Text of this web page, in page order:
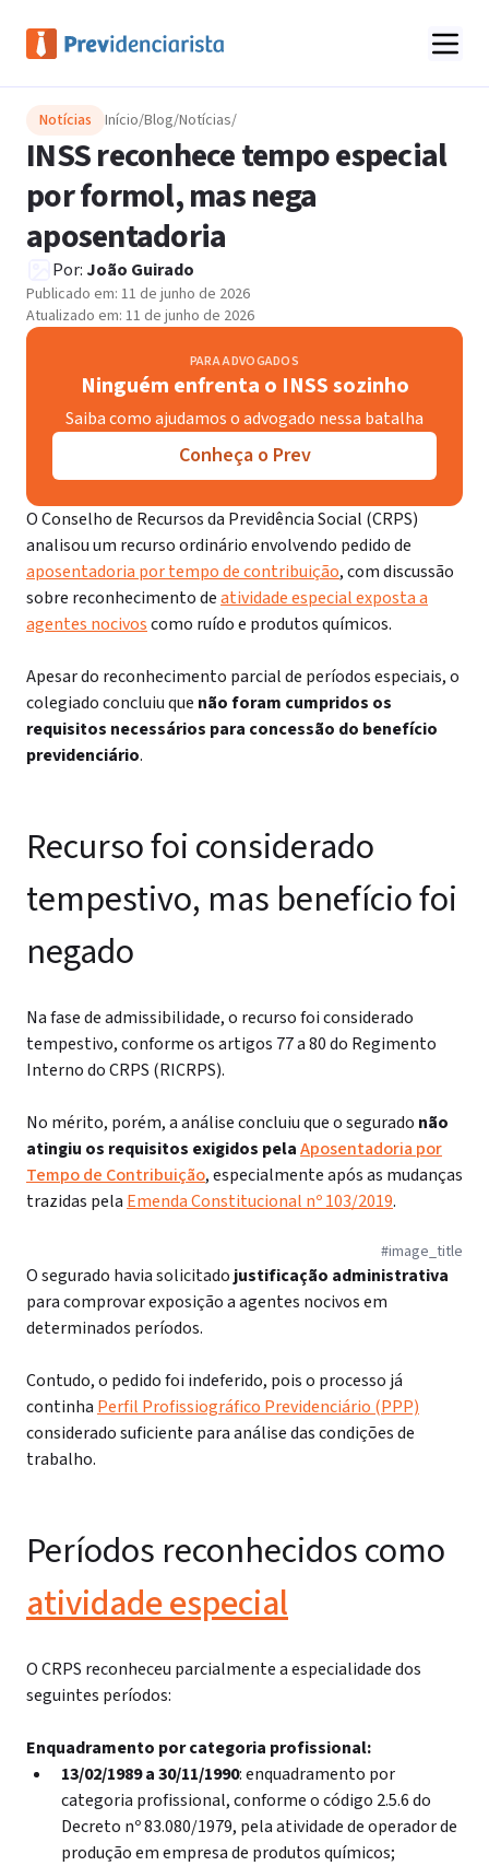
Notícias Início/Blog/Notícias/
INSS reconhece tempo especial
por formol, mas nega
aposentadoria
Por: João Guirado
Publicado em: 11 de junho de 2026
Atualizado em: 11 de junho de 2026
PARA ADVOGADOS
Ninguém enfrenta o INSS sozinho
Saiba como ajudamos o advogado nessa batalha
Conheça o Prev
O Conselho de Recursos da Previdência Social (CRPS)
analisou um recurso ordinário envolvendo pedido de
aposentadoria por tempo de contribuição, com discussão
sobre reconhecimento deatividade especial exposta a
agentes nocivoscomo ruído e produtos químicos.
Apesar do reconhecimento parcial de períodos especiais, o
colegiado concluiu que não foram cumpridos os
requisitos necessários para concessão do benefício
previdenciário.
Recurso foi considerado
tempestivo, mas benefício foi
negado
Na fase de admissibilidade, o recurso foi considerado
tempestivo, conforme os artigos 77 a 80 do Regimento
Interno do CRPS (RICRPS).
No mérito, porém, a análise concluiu que o segurado não
atingiu os requisitos exigidos pelaAposentadoria por
Tempo de Contribuição, especialmente após as mudanças
trazidas pela Emenda Constitucional nº 103/2019.
#image_title
O segurado havia solicitado justificação administrativa
para comprovar exposição a agentes nocivos em
determinados períodos.
Contudo, o pedido foi indeferido, pois o processo já
continha Perfil Profissiográfico Previdenciário (PPP)
considerado suficiente para análise das condições de
trabalho.
Períodos reconhecidos como
atividade especial
O CRPS reconheceu parcialmente a especialidade dos
seguintes períodos:
Enquadramento por categoria profissional:
13/02/1989 a 30/11/1990: enquadramento por
categoria profissional, conforme o código 2.5.6 do
Decreto nº 83.080/1979, pela atividade de operador de
produção em empresa de produtos químicos;